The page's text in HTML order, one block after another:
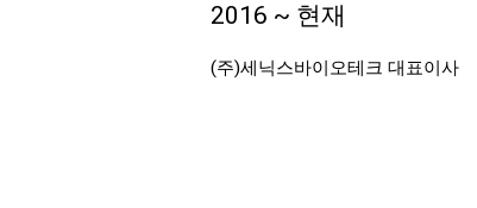
2016 ~ 현재
(주)세닉스바이오테크 대표이사